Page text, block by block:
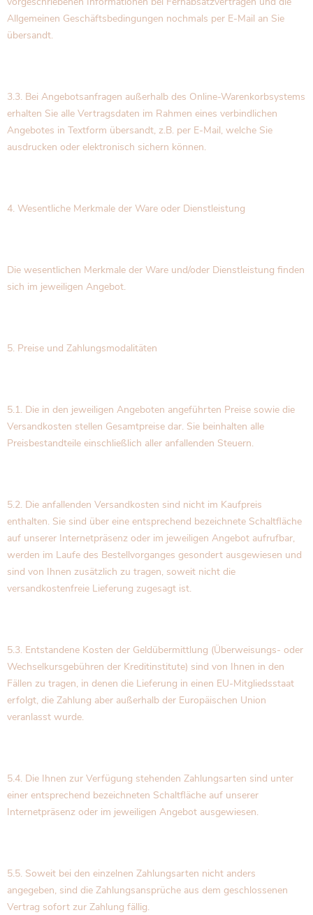
Allgemeinen Geschäftsbedingungen nochmals per E-Mail an Sie
übersandt.
3.3. Bei Angebotsanfragen außerhalb des Online-Warenkorbsystems
erhalten Sie alle Vertragsdaten im Rahmen eines verbindlichen
Angebotes in Textform übersandt, z.B. per E-Mail, welche Sie
ausdrucken oder elektronisch sichern können.
4. Wesentliche Merkmale der Ware oder Dienstleistung
Die wesentlichen Merkmale der Ware und/oder Dienstleistung finden
sich im jeweiligen Angebot.
5. Preise und Zahlungsmodalitäten
5.1. Die in den jeweiligen Angeboten angeführten Preise sowie die
Versandkosten stellen Gesamtpreise dar. Sie beinhalten alle
Preisbestandteile einschließlich aller anfallenden Steuern.
5.2. Die anfallenden Versandkosten sind nicht im Kaufpreis
enthalten. Sie sind über eine entsprechend bezeichnete Schaltfläche
auf unserer Internetpräsenz oder im jeweiligen Angebot aufrufbar,
werden im Laufe des Bestellvorganges gesondert ausgewiesen und
sind von Ihnen zusätzlich zu tragen, soweit nicht die
versandkostenfreie Lieferung zugesagt ist.
5.3. Entstandene Kosten der Geldübermittlung (Überweisungs- oder
Wechselkursgebühren der Kreditinstitute) sind von Ihnen in den
Fällen zu tragen, in denen die Lieferung in einen EU-Mitgliedsstaat
erfolgt, die Zahlung aber außerhalb der Europäischen Union
veranlasst wurde.
5.4. Die Ihnen zur Verfügung stehenden Zahlungsarten sind unter
einer entsprechend bezeichneten Schaltfläche auf unserer
Internetpräsenz oder im jeweiligen Angebot ausgewiesen.
5.5. Soweit bei den einzelnen Zahlungsarten nicht anders
angegeben, sind die Zahlungsansprüche aus dem geschlossenen
Vertrag sofort zur Zahlung fällig.